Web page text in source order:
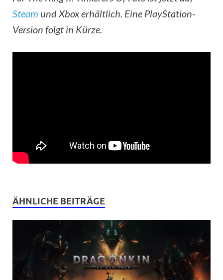
Steam und Xbox erhältlich. Eine PlayStation-
Version folgt in Kürze.
ÄHNLICHE BEITRÄGE